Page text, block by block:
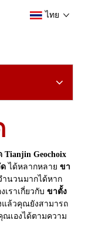
ไทย
Tianjin Geochoix
ได้หลากหลาย ขา
ำนวนมากได้หาก
ราเกี่ยวกับ ขาตั้ง
ล้วคุณยังสามารถ
เองได้ตามความ